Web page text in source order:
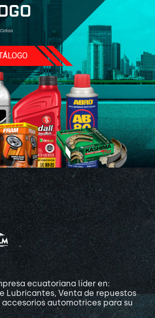
GO
ecuatoriana líder en:
Lubricantes, Venta de repuestos
automotrices para su